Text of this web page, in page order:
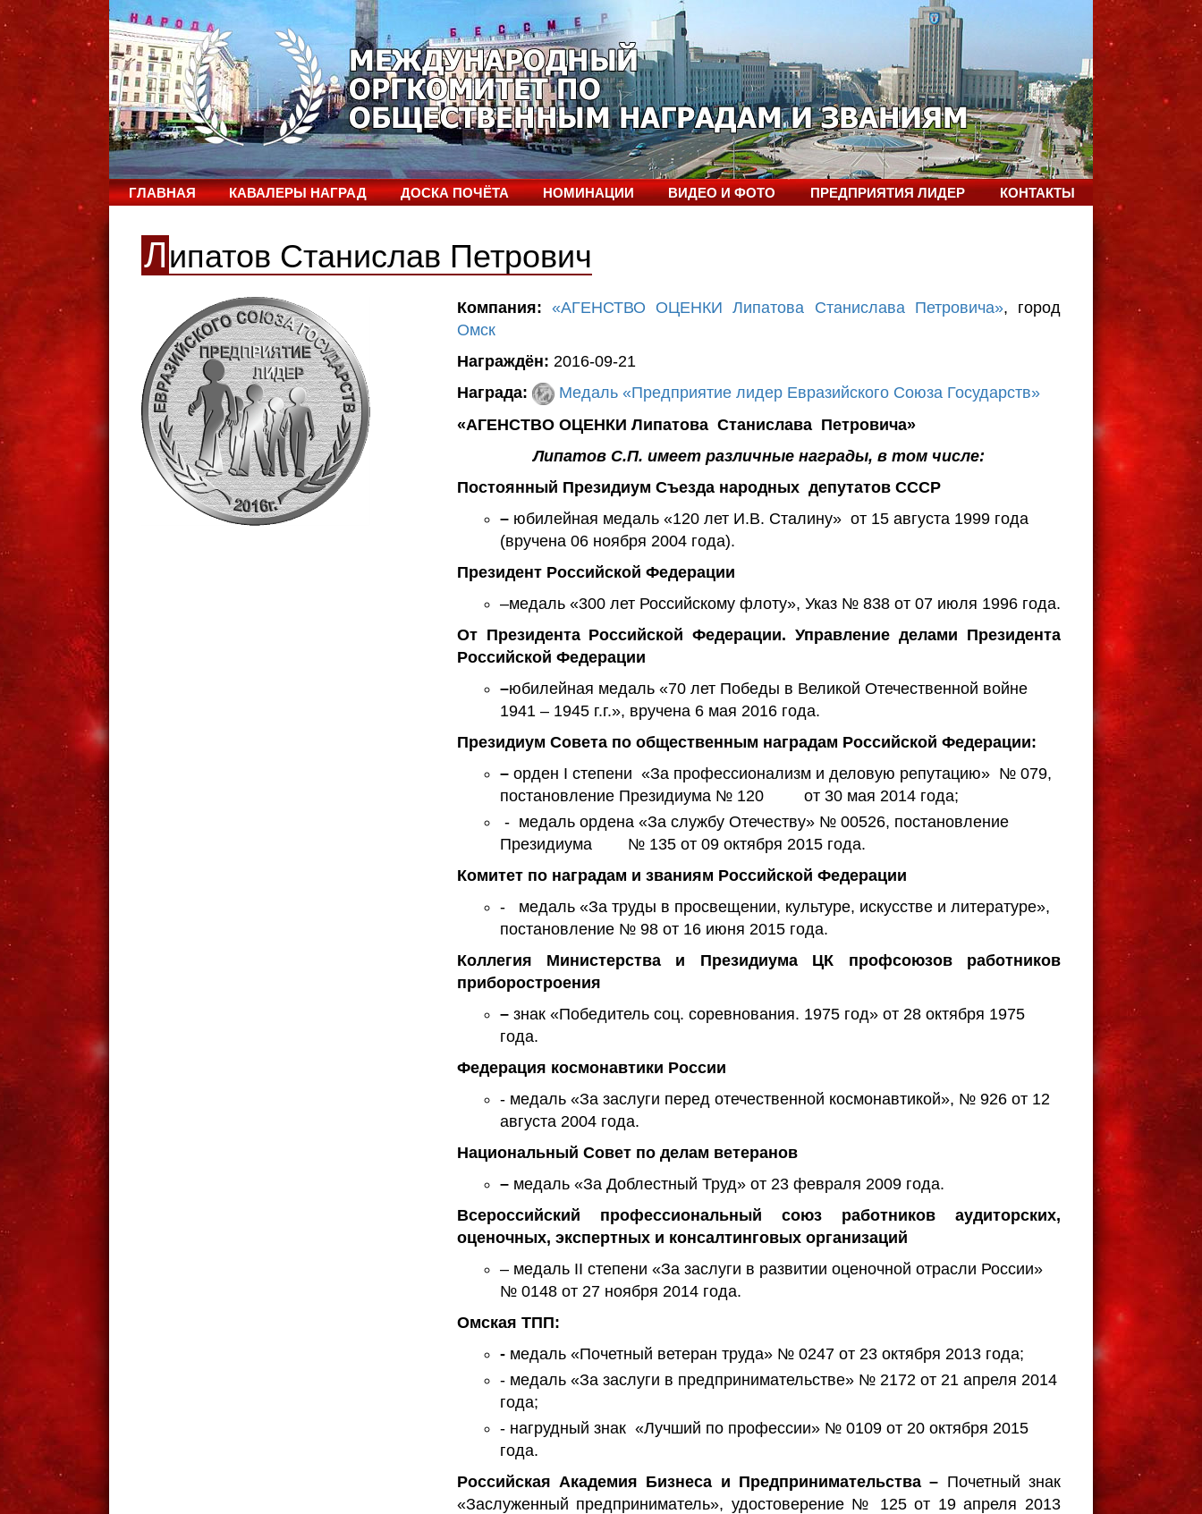
ГЛАВНАЯ КАВАЛЕРЫ НАГРАД ДОСКА ПОЧЁТА НОМИНАЦИИ ВИДЕО И ФОТО ПРЕДПРИЯТИЯ ЛИДЕР КОНТАКТЫ
Липатов Станислав Петрович
Компания: «АГЕНСТВО ОЦЕНКИ Липатова Станислава Петровича», город
Омск
Награждён: 2016-09-21
Награда:
Медаль «Предприятие лидер Евразийского Союза Государств»
«АГЕНСТВО ОЦЕНКИ Липатова Станислава Петровича»
Липатов С.П. имеет различные награды, в том числе:
Постоянный Президиум Съезда народных депутатов СССР
– юбилейная медаль «120 лет И.В. Сталину» от 15 августа 1999 года
(вручена 06 ноября 2004 года).
Президент Российской Федерации
–медаль «300 лет Российскому флоту», Указ № 838 от 07 июля 1996 года.
От Президента Российской Федерации. Управление делами Президента
Российской Федерации
–юбилейная медаль «70 лет Победы в Великой Отечественной войне
1941 – 1945 г.г.», вручена 6 мая 2016 года.
Президиум Совета по общественным наградам Российской Федерации:
– орден I степени «За профессионализм и деловую репутацию» № 079,
постановление Президиума № 120 от 30 мая 2014 года;
- медаль ордена «За службу Отечеству» № 00526, постановление
Президиума № 135 от 09 октября 2015 года.
Комитет по наградам и званиям Российской Федерации
- медаль «За труды в просвещении, культуре, искусстве и литературе»,
постановление № 98 от 16 июня 2015 года.
Коллегия Министерства и Президиума ЦК профсоюзов работников
приборостроения
– знак «Победитель соц. соревнования. 1975 год» от 28 октября 1975
года.
Федерация космонавтики России
- медаль «За заслуги перед отечественной космонавтикой», № 926 от 12
августа 2004 года.
Национальный Совет по делам ветеранов
– медаль «За Доблестный Труд» от 23 февраля 2009 года.
Всероссийский профессиональный союз работников аудиторских,
оценочных, экспертных и консалтинговых организаций
– медаль II степени «За заслуги в развитии оценочной отрасли России»
№ 0148 от 27 ноября 2014 года.
Омская ТПП:
- медаль «Почетный ветеран труда» № 0247 от 23 октября 2013 года;
- медаль «За заслуги в предпринимательстве» № 2172 от 21 апреля 2014
года;
- нагрудный знак «Лучший по профессии» № 0109 от 20 октября 2015
года.
Российская Академия Бизнеса и Предпринимательства – Почетный знак
«Заслуженный предприниматель», удостоверение № 125 от 19 апреля 2013